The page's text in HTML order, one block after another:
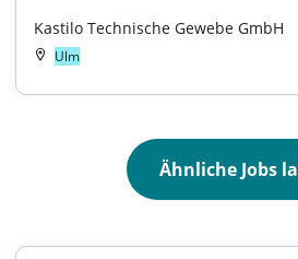
Kastilo Technische Gewebe GmbH
Ulm
Ähnliche Jobs